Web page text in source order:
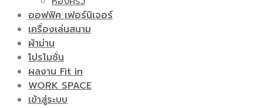
ออฟฟิศ เฟอร์นิเจอร์
เครื่องเล่นสนาม
ผ้าม่าน
โปรโมชั่น
ผลงาน Fit in
WORK SPACE
เข้าสู่ระบบ